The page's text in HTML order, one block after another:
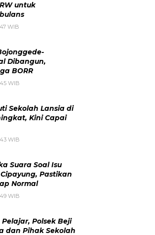
untuk
WIB
Dibangun,
BORR
WIB
Sekolah Lansia di
Kini Capai
WIB
Suara Soal Isu
Pastikan
Normal
WIB
Polsek Beji
dan Pihak Sekolah